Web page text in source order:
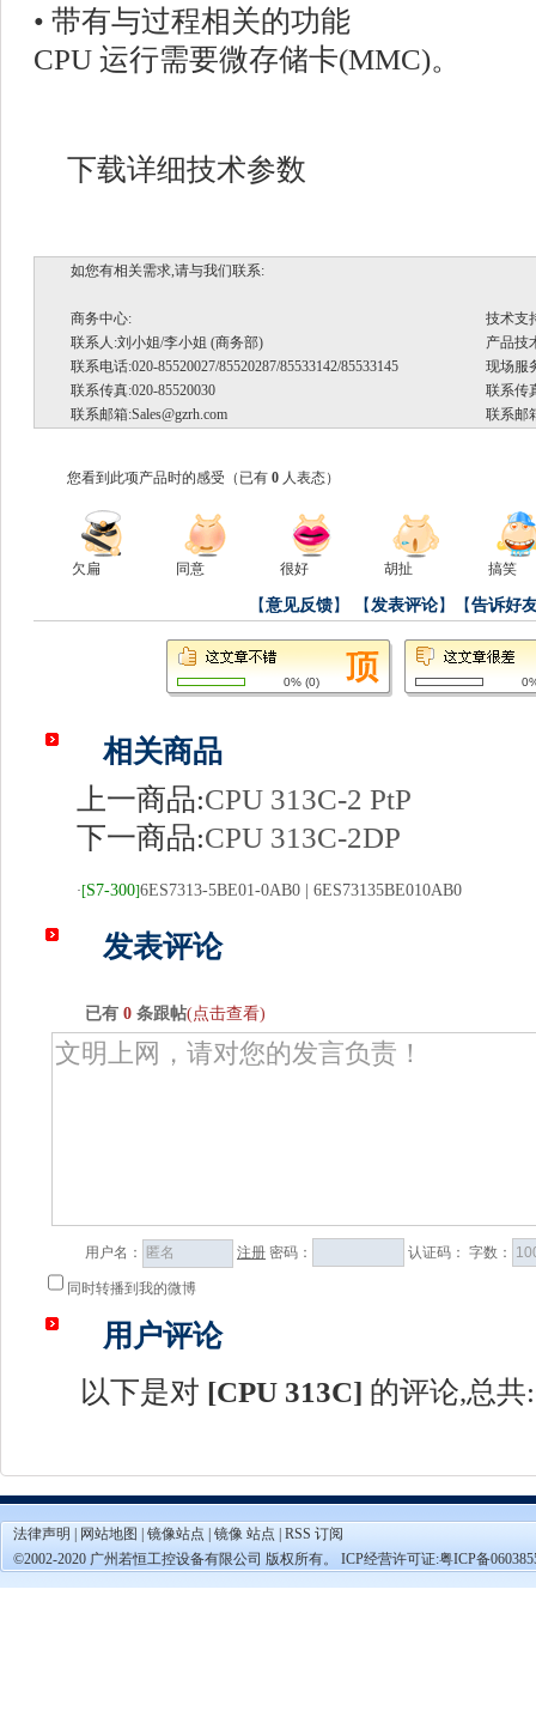
• 带有与过程相关的功能
CPU 运行需要微存储卡(MMC)。
下载详细技术参数
如您有相关需求,请与我们联系:
商务中心:
技术支
联系人:刘小姐/李小姐 (商务部)
产品技
联系电话:020-85520027/85520287/85533142/85533145
现场服
联系传真:020-85520030
联系传
联系邮箱:Sales@gzrh.com 联系邮
您看到此项产品时的感受 （已有 0 人表态）
欠扁 同意 很好 胡扯 搞笑
【意见反馈】 【发表评论】【告诉好
0% (0)
相关商品
上一商品:CPU 313C-2 PtP
下一商品:CPU 313C-2DP
·[S7-300]6ES7313-5BE01-0AB0 | 6ES73135BE010AB0
发表评论
已有 0 条跟帖(点击查看)
用户名： 注册 密码： 认证码： 字数：
同时转播到我的微博
用户评论
以下是对 [CPU 313C] 的评论,总共:
法律声明 网站地图 镜像站点 镜像 站点
RSS 订阅
©2002-2020 广州若恒工控设备有限公司 版权所有。 ICP经营许可证:粤ICP备